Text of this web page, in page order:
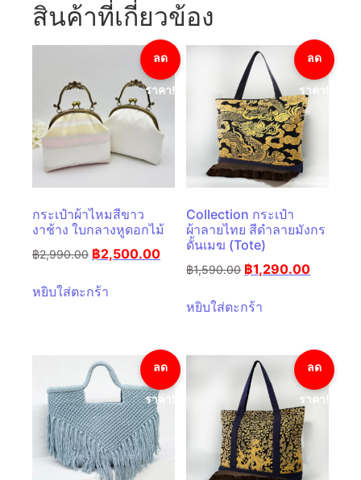
สินค้าที่เกี่ยวข้อง
ลด
ราคา!
กระเป๋าผ้าไหมสีขาว
งาช้าง ใบกลางหูดอกไม้
฿2,990.00 ฿2,500.00
หยิบใส่ตะกร้า
ลด
ราคา!
Collection กระเป๋า
ผ้าลายไทย สีดำลายมังกร
ดั้นเมฆ (Tote)
฿1,590.00 ฿1,290.00
หยิบใส่ตะกร้า
ลด
ราคา!
ลด
ราคา!